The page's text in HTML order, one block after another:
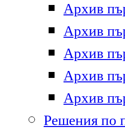
Архив
Архив
Архив
Архив
Архив
Решения по